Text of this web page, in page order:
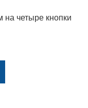
на четыре кнопки